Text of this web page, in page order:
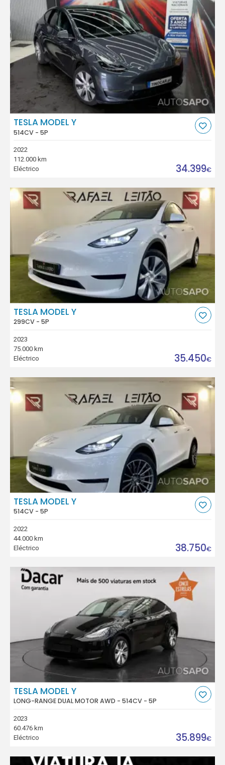
TESLA MODEL Y
514CV - 5P
2022
112.000 km
Eléctrico
34.399€
TESLA MODEL Y
299CV - 5P
2023
75.000 km
Eléctrico
35.450€
TESLA MODEL Y
514CV - 5P
2022
44.000 km
Eléctrico
38.750€
TESLA MODEL Y
LONG-RANGE DUAL MOTOR AWD - 514CV - 5P
2023
60.476 km
Eléctrico
35.899€